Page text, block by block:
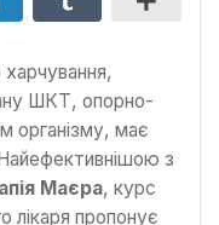
харчування,
ШКТ, опорно-
організму, має
з
Маєра, курс
лікаря пропонує